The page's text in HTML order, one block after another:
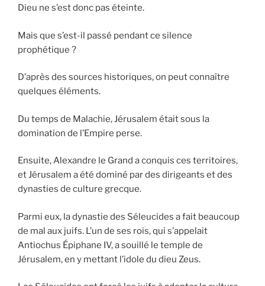
Dieu ne s’est donc pas éteinte.
Mais que s’est-il passé pendant ce silence
prophétique ?
D’après des sources historiques, on peut connaître
quelques éléments.
Du temps de Malachie, Jérusalem était sous la
domination de l’Empire perse.
Ensuite, Alexandre le Grand a conquis ces territoires,
et Jérusalem a été dominé par des dirigeants et des
dynasties de culture grecque.
Parmi eux, la dynastie des Séleucides a fait beaucoup
de mal aux juifs. L’un de ses rois, qui s’appelait
Antiochus Épiphane IV, a souillé le temple de
Jérusalem, en y mettant l’idole du dieu Zeus.